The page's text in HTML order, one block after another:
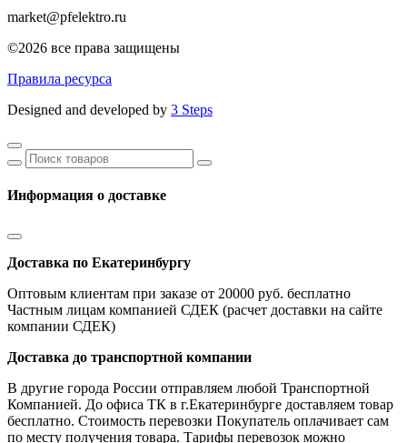
market@pfelektro.ru
©2026 все права защищены
Правила ресурса
Designed and developed by 3 Steps
Информация о доставке
Доставка по Екатеринбургу
Оптовым клиентам при заказе от 20000 руб. бесплатно
Частным лицам компанией СДЕК (расчет доставки на сайте
компании СДЕК)
Доставка до транспортной компании
В другие города России отправляем любой Транспортной
Компанией. До офиса ТК в г.Екатеринбурге доставляем товар
бесплатно. Стоимость перевозки Покупатель оплачивает сам
по месту получения товара. Тарифы перевозок можно